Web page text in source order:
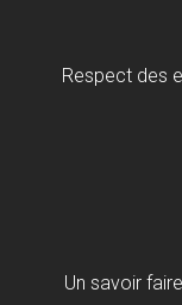
Respect des
Un savoir